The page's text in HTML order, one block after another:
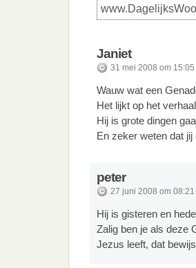
Janiet
31 mei 2008 om 15:05
Wauw wat een
Het lijkt op het
Hij is grote dingen
En zeker weten dat jij
peter
27 juni 2008 om 08:21
Hij is gisteren en
Zalig ben je als deze
Jezus leeft, dat